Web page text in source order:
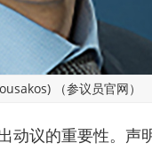
（参议员官网）
动议的重要性。声